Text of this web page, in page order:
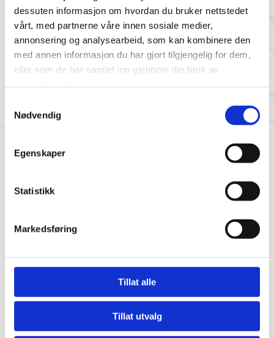
dessuten informasjon om hvordan du bruker nettstedet
vårt, med partnerne våre innen sosiale medier,
annonsering og analysearbeid, som kan kombinere den
med annen informasjon du har gjort tilgjengelig for dem,
eller som de har samlet inn gjennom din bruk av
Nødvendig
Egenskaper
Statistikk
Markedsføring
Tillat alle
Tillat utvalg
Slipeutstyr
Dynaset – Hydraulisk
vannpumpe
Diverse produkter
Trenger du vår hjelp?